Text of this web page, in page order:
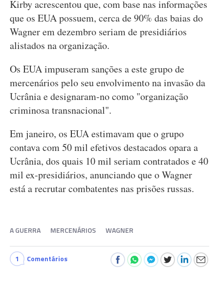
Kirby acrescentou que, com base nas informações
que os EUA possuem, cerca de 90% das baias do
Wagner em dezembro seriam de presidiários
alistados na organização.
Os EUA impuseram sanções a este grupo de
mercenários pelo seu envolvimento na invasão da
Ucrânia e designaram-no como "organização
criminosa transnacional".
Em janeiro, os EUA estimavam que o grupo
contava com 50 mil efetivos destacados opara a
Ucrânia, dos quais 10 mil seriam contratados e 40
mil ex-presidiários, anunciando que o Wagner
está a recrutar combatentes nas prisões russas.
A GUERRA MERCENÁRIOS WAGNER
1 Comentários